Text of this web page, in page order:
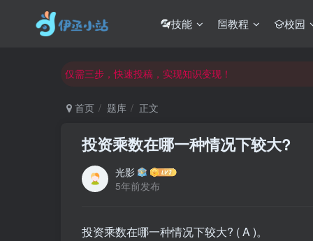
技能 教程 校园
欢迎访问伊丞小站！
仅需三步，快速投稿，实现知识变现！
首页 题库 正文
投资乘数在哪一种情况下较大?
光影
5年前发布
投资乘数在哪一种情况下较大? ( A )。